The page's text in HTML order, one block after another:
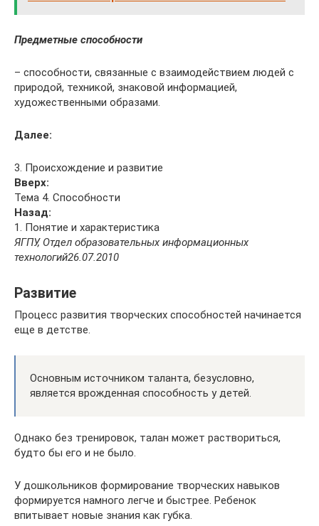
Предметные способности
– способности, связанные с взаимодействием людей с
природой, техникой, знаковой информацией,
художественными образами.
Далее:
3. Происхождение и развитие
Вверх:
Тема 4. Способности
Назад:
1. Понятие и характеристика
ЯГПУ, Отдел образовательных информационных
технологий26.07.2010
Развитие
Процесс развития творческих способностей начинается
еще в детстве.
Основным источником таланта, безусловно,
является врожденная способность у детей.
Однако без тренировок, талан может раствориться,
будто бы его и не было.
У дошкольников формирование творческих навыков
формируется намного легче и быстрее. Ребенок
впитывает новые знания как губка.